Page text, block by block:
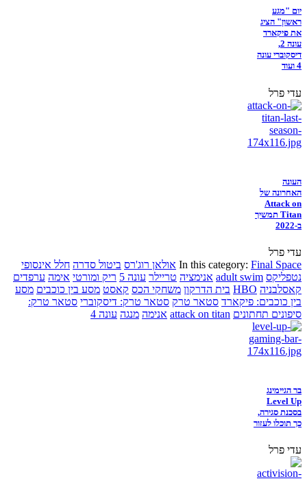
יום "מגע
ראשון" הציג
את פיקארד
עונה 2,
דיסקוברי עונה
4 ועוד
עדי פרל
העונה
האחרונה של
Attack on
Titan תמשיך
ב-2022
עדי פרל
In this category: Final Space אולאן רוג'רס ביטול סדרה חלל אינסופי
נטפליקס adult swim אנימציה טריילר עונה 5 ריק ומורטי אימה ערפדים
קאסלבניה HBO בית הדרקון משחקי הכס קאסט מסע בין כוכבים מסע
בין כוכבים: פיקארד סטאר טרק סטאר טרק: דיסקוברי סטאר טרק:
סיפונים תחתונים attack on titan אנימה מנגה עונה 4
בר הגיימינג
Level Up
בסכנת סגירה,
כך תוכלו לעזור
עדי פרל